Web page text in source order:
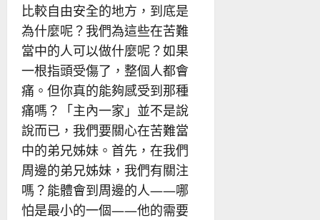
比較自由安全的地方，到底是
為什麼呢？我們為這些在苦難
當中的人可以做什麼呢？如果
一根指頭受傷了，整個人都會
痛。但你真的能夠感受到那種
痛嗎？「主內一家」並不是說
說而已，我們要關心在苦難當
中的弟兄姊妹。首先，在我們
周邊的弟兄姊妹，我們有關注
嗎？能體會到周邊的人——哪
怕是最小的一個——他的需要